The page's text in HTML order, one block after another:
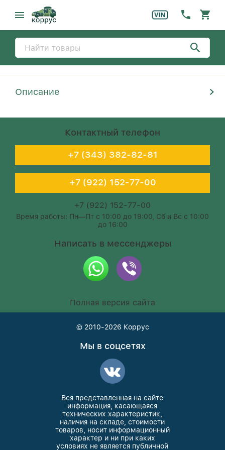
Описание
Контактный телефон
+7 (343) 382-82-81
+7 (922) 152-77-00
+7 (922) 152-77-00
Время работы: Пн—Пт с 10:00 до 19:00, Сб и Вс с 10:00
до 16:00
Написать в мессенджеры
Полная версия сайта
© 2010-2026 Коррус
Мы в соцсетях
Вся представленная на сайте
информация, касающаяся
технических характеристик,
наличия на складе, стоимости
товаров, носит информационный
характер и ни при каких
условиях не является публичной